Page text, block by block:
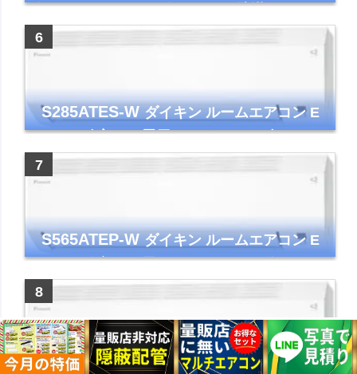
年モデル TLシリーズ ホワイト 壁掛け クーラ
ー コンパクト 清潔
S285ATES-Wダイキン ルームエアコン E
シリーズ 主に10畳用 ホワイト 2025年モデル
コンパクトモデル ストリーマ
S565ATEP-Wダイキン ルームエアコン E
シリーズ 主に18畳用 ホワイト 2025年モデル
コンパクトモデル ストリーマ
S255ATES-Wダイキン ルームエアコン E